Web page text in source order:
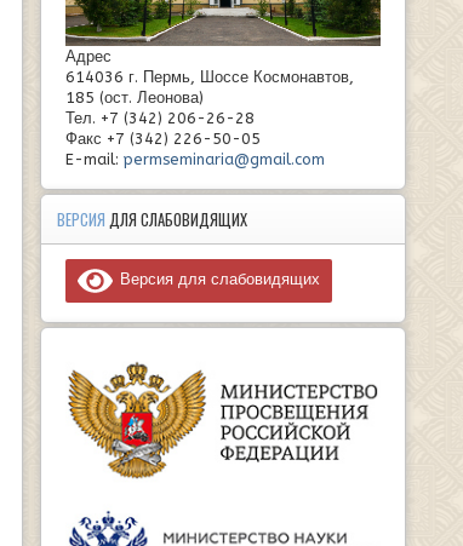
Адрес
614036 г. Пермь, Шоссе Космонавтов,
185 (ост. Леонова)
Тел. +7 (342) 206-26-28
Факс +7 (342) 226-50-05
E-mail: permseminaria@gmail.com
ВЕРСИЯ ДЛЯ СЛАБОВИДЯЩИХ
Версия для слабовидящих